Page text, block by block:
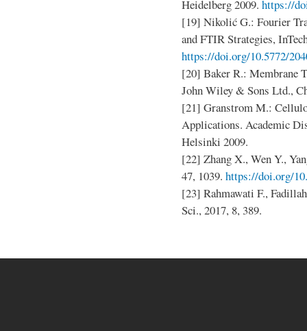
Heidelberg 2009. https://
[19] Nikolić G.: Fourier
and FTIR Strategies,
https://doi.org/10.5772/
[20] Baker R.: Membrane
John Wiley & Sons Ltd.,
[21] Granstrom M.:
Applications. Academic
Helsinki 2009.
[22] Zhang X., Wen Y.,
47, 1039. https://doi.org/
[23] Rahmawati F.,
Sci., 2017, 8, 389.